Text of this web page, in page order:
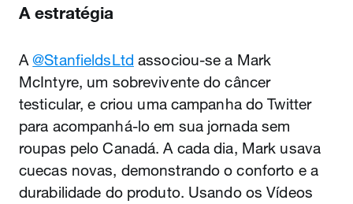
A estratégia
A@StanfieldsLtd associou-se a Mark
McIntyre, um sobrevivente do câncer
testicular, e criou uma campanha do Twitter
para acompanhá-lo em sua jornada sem
roupas pelo Canadá. A cada dia, Mark usava
cuecas novas, demonstrando o conforto e a
durabilidade do produto. Usando os Vídeos